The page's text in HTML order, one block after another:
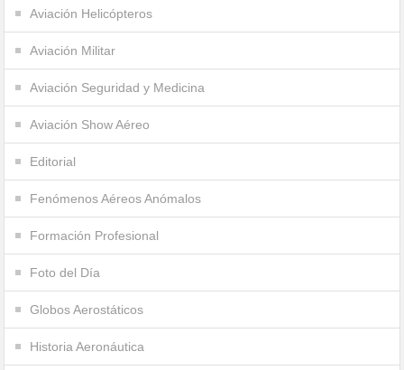
Aviación Helicópteros
Aviación Militar
Aviación Seguridad y Medicina
Aviación Show Aéreo
Editorial
Fenómenos Aéreos Anómalos
Formación Profesional
Foto del Día
Globos Aerostáticos
Historia Aeronáutica